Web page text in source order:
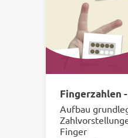
Fingerzahlen
Aufbau
Finger